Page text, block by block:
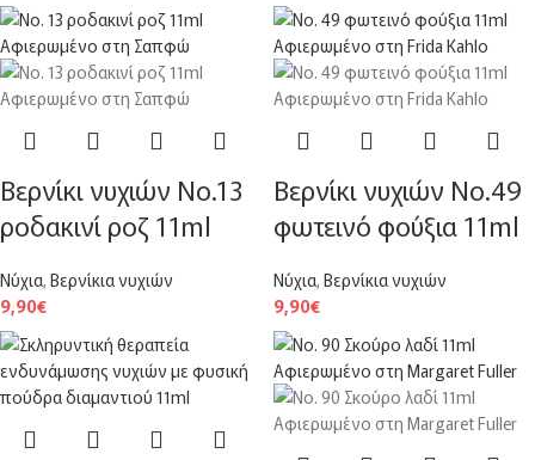
Βερνίκι νυχιών Νο.13
ροδακινί ροζ 11ml
Νύχια, Βερνίκια νυχιών
9,90€
Βερνίκι νυχιών Νο.49
φωτεινό φούξια 11ml
Νύχια, Βερνίκια νυχιών
9,90€